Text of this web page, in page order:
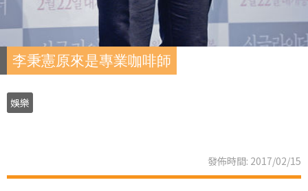
李秉憲原來是專業咖啡師
娛樂
發佈時間: 2017/02/15